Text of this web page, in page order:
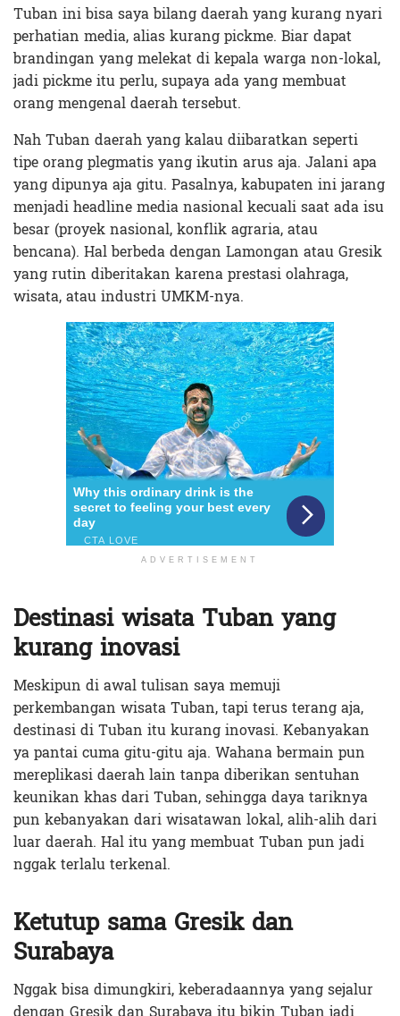
Tuban ini bisa saya bilang daerah yang kurang nyari
perhatian media, alias kurang pickme. Biar dapat
brandingan yang melekat di kepala warga non-lokal,
jadi pickme itu perlu, supaya ada yang membuat
orang mengenal daerah tersebut.
Nah Tuban daerah yang kalau diibaratkan seperti
tipe orang plegmatis yang ikutin arus aja. Jalani apa
yang dipunya aja gitu. Pasalnya, kabupaten ini jarang
menjadi headline media nasional kecuali saat ada isu
besar (proyek nasional, konflik agraria, atau
bencana). Hal berbeda dengan Lamongan atau Gresik
yang rutin diberitakan karena prestasi olahraga,
wisata, atau industri UMKM-nya.
ADVERTISEMENT
Destinasi wisata Tuban yang
kurang inovasi
Meskipun di awal tulisan saya memuji
perkembangan wisata Tuban, tapi terus terang aja,
destinasi di Tuban itu kurang inovasi. Kebanyakan
ya pantai cuma gitu-gitu aja. Wahana bermain pun
mereplikasi daerah lain tanpa diberikan sentuhan
keunikan khas dari Tuban, sehingga daya tariknya
pun kebanyakan dari wisatawan lokal, alih-alih dari
luar daerah. Hal itu yang membuat Tuban pun jadi
nggak terlalu terkenal.
Ketutup sama Gresik dan
Surabaya
Nggak bisa dimungkiri, keberadaannya yang sejalur